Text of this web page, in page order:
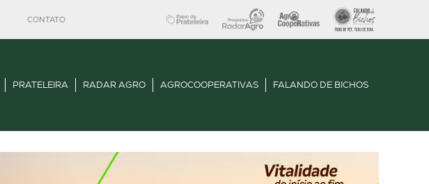
CONTATO
PRATELEIRA RADAR AGRO AGROCOOPERATIVAS FALANDO DE BICHOS